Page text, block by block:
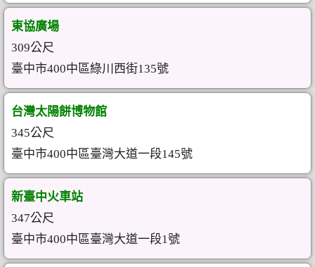
東協廣場
309公尺
臺中市400中區綠川西街135號
台灣太陽餅博物館
345公尺
臺中市400中區臺灣大道一段145號
新臺中火車站
347公尺
臺中市400中區臺灣大道一段1號